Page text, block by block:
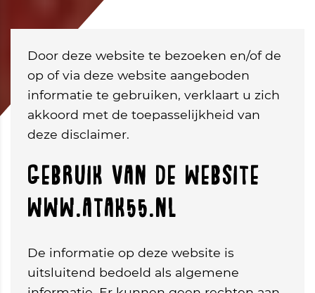
Door deze website te bezoeken en/of de
op of via deze website aangeboden
informatie te gebruiken, verklaart u zich
akkoord met de toepasselijkheid van
deze disclaimer.
Gebruik van de website
www.atak55.nl
De informatie op deze website is
uitsluitend bedoeld als algemene